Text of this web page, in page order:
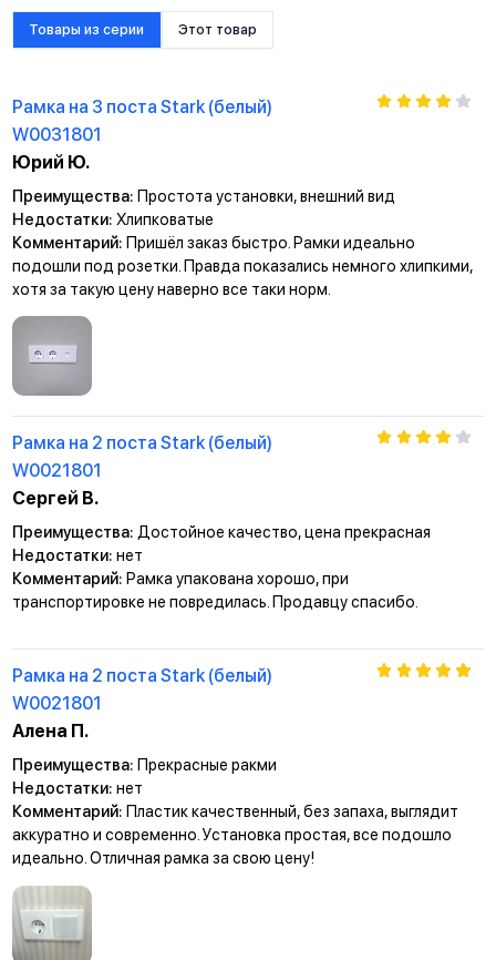
Токопроводящие элементы розеток из фосфорной
бронзы
Установите подрозетник
Закрепите механизм в подрозетнике
Установите рамку на защелки механизма
Вставьте клавишу в механизм
Анкерное крепление
Отверстия для монтажа на подрозетник
Товары из серии Этот товар
Рамка на 3 поста Stark (белый)
W0031801
Юрий Ю.
Преимущества: Простота установки, внешний вид
Недостатки: Хлипковатые
Комментарий: Пришёл заказ быстро. Рамки идеально
подошли под розетки. Правда показались немного хлипкими,
хотя за такую цену наверно все таки норм.
Рамка на 2 поста Stark (белый)
W0021801
Сергей В.
Преимущества: Достойное качество, цена прекрасная
Недостатки: нет
Комментарий: Рамка упакована хорошо, при
транспортировке не повредилась. Продавцу спасибо.
Рамка на 2 поста Stark (белый)
W0021801
Алена П.
Преимущества: Прекрасные ракми
Недостатки: нет
Комментарий: Пластик качественный, без запаха, выглядит
аккуратно и современно. Установка простая, все подошло
идеально. Отличная рамка за свою цену!